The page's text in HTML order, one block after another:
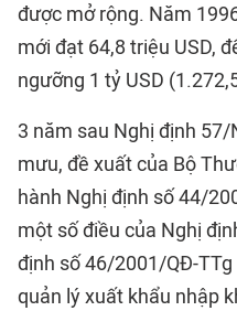
được mở rộng. Năm
mới đạt 64,8 triệu USD,
ngưỡng 1 tỷ USD
3 năm sau Nghị định
mưu, đề xuất của Bộ
hành Nghị định số 44/
một số điều của Nghị
định số 46/2001/QĐ-
quản lý xuất khẩu nhập